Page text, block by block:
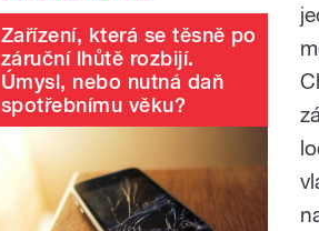
Zařízení, která se těsně po
záruční lhůtě rozbijí.
Úmysl, nebo nutná daň
spotřebnímu věku?